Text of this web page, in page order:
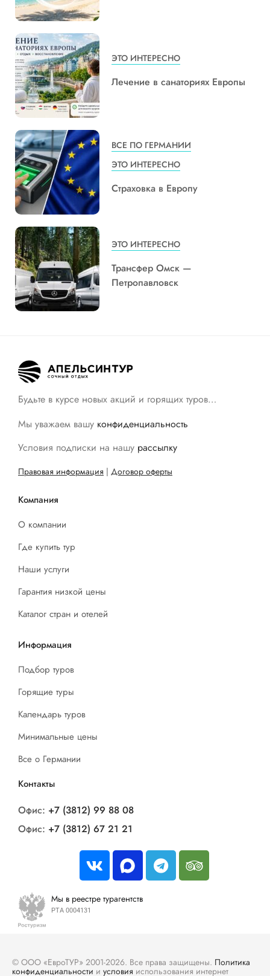
ЭТО ИНТЕРЕСНО
Лечение в санаториях Европы
ВСЕ ПО ГЕРМАНИИ
ЭТО ИНТЕРЕСНО
Страховка в Европу
ЭТО ИНТЕРЕСНО
Трансфер Омск —
Петропавловск
Будьте в курсе новых акций и горящих туров…
Мы уважаем вашу конфиденциальность
Условия подписки на нашу рассылку
Правовая информация | Договор оферты
Компания
О компании
Где купить тур
Наши услуги
Гарантия низкой цены
Каталог стран и отелей
Информация
Подбор туров
Горящие туры
Календарь туров
Минимальные цены
Все о Германии
Контакты
Офис: +7 (3812) 99 88 08
Офис: +7 (3812) 67 21 21
Мы в реестре турагентств
РТА 0004131
© ООО «ЕвроТУР» 2001-2026. Все права защищены. Политика
конфиденциальности и условия использования интернет